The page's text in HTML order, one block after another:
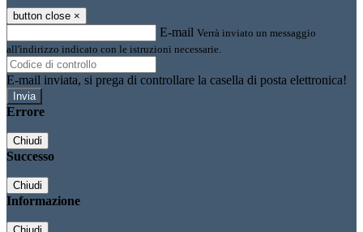
button close ×
E-mail Verrà inviato un messaggio
all'indirizzo indicato con le istruzioni necessarie.
E-mail inviata, si prega di controllare la casella di posta elettronica!
Errore
Chiudi
Successo
Chiudi
Informazione